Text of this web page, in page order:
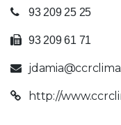
93 209 25 25
93 209 61 71
http://